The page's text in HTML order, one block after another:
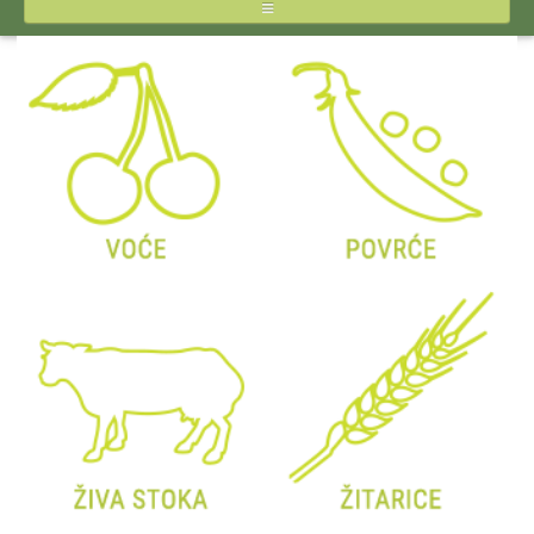
NASLOVNA
O STIPSU
IZVEŠTAJI CENA
INPUTI
JAJA I ŽIVINSKO MESO
POVRĆE
VOĆE
ŽITARICE
ŽIVA STOKA